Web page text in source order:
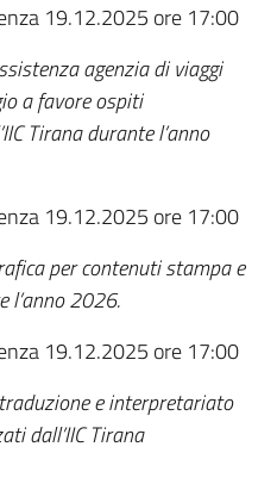
19.12.2025 ore 17:00
agenzia di viaggi
a favore ospiti
Tirana durante l’anno
19.12.2025 ore 17:00
per contenuti stampa e
l’anno 2026.
19.12.2025 ore 17:00
e interpretariato
dall’IIC Tirana